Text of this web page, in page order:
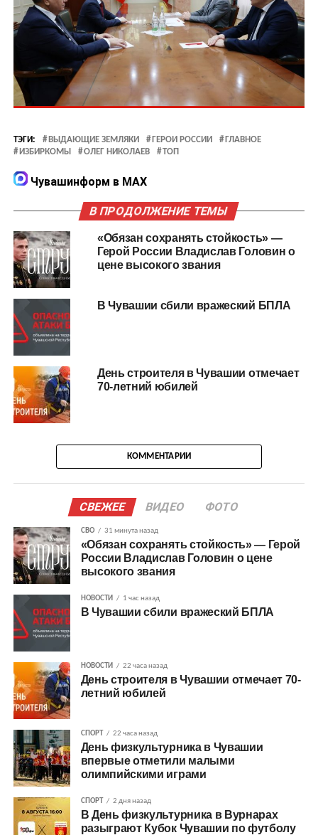
ТЭГИ: ВЫДАЮЩИЕ ЗЕМЛЯКИ ГЕРОИ РОССИИ
ГЛАВНОЕ
ИЗБИРКОМЫ
ОЛЕГ НИКОЛАЕВ ТОП
Чувашинформ в MAX
В ПРОДОЛЖЕНИЕ ТЕМЫ
«Обязан сохранять стойкость» —
Герой России Владислав Головин о
цене высокого звания
В Чувашии сбили вражеский БПЛА
День строителя в Чувашии отмечает
70-летний юбилей
КОММЕНТАРИИ
СВЕЖЕЕ ВИДЕО ФОТО
СВО 31 минута назад
«Обязан сохранять стойкость» — Герой
России Владислав Головин о цене
высокого звания
НОВОСТИ 1 час назад
В Чувашии сбили вражеский БПЛА
НОВОСТИ 22 часа назад
День строителя в Чувашии отмечает 70-
летний юбилей
СПОРТ 22 часа назад
День физкультурника в Чувашии
впервые отметили малыми
олимпийскими играми
СПОРТ 2 дня назад
В День физкультурника в Вурнарах
разыграют Кубок Чувашии по футболу